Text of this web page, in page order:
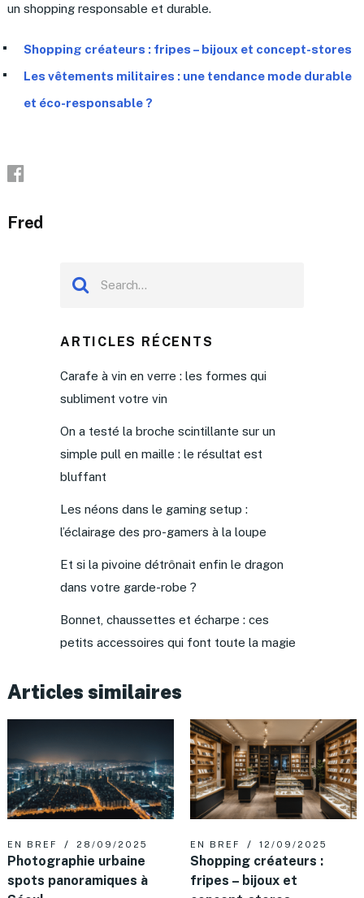
un shopping responsable et durable.
Shopping créateurs : fripes – bijoux et concept-stores
Les vêtements militaires : une tendance mode durable
et éco-responsable ?
Fred
ARTICLES RÉCENTS
Carafe à vin en verre : les formes qui
subliment votre vin
On a testé la broche scintillante sur un
simple pull en maille : le résultat est
bluffant
Les néons dans le gaming setup :
l’éclairage des pro-gamers à la loupe
Et si la pivoine détrônait enfin le dragon
dans votre garde-robe ?
Bonnet, chaussettes et écharpe : ces
petits accessoires qui font toute la magie
Articles similaires
EN BREF 28/09/2025
Photographie urbaine
spots panoramiques à
EN BREF 12/09/2025
Shopping créateurs :
fripes – bijoux et